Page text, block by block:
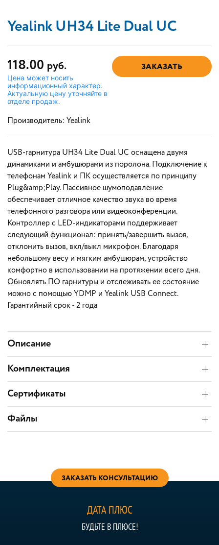
Yealink UH34 Lite Dual UC
118.00 руб.
Цена может носить
информационный характер.
Актуальную цену уточняйте в
отделе продаж.
ЗАКАЗАТЬ
Производитель: Yealink
USB-гарнитура UH34 Lite Dual UC оснащена двумя
динамиками и амбушюрами из поролона. Подключение к
телефонам Yealink и ПК осуществляется по принципу
Plug&amp;Play. Пассивное шумоподавление
обеспечивает отличное качество звука во время
телефонного разговора или видеоконференции.
Контроллер с LED-индикаторами поддерживает
следующий функционал: принять/завершить вызов,
отклонить вызов, вкл/выкл микрофон. Благодаря
небольшому весу и мягким амбушюрам, устройство
комфортно в использовании на протяжении всего дня.
Обновлять ПО гарнитуры и отслеживать ее состояние
можно с помощью YDMP и Yealink USB Connect.
Гарантийный срок - 2 года
Описание
Комплектация
Сертификаты
Файлы
ЗАКАЗАТЬ КОНСУЛЬТАЦИЮ
ДАТА ПЛЮС
БУДЬТЕ В ПЛЮСЕ!